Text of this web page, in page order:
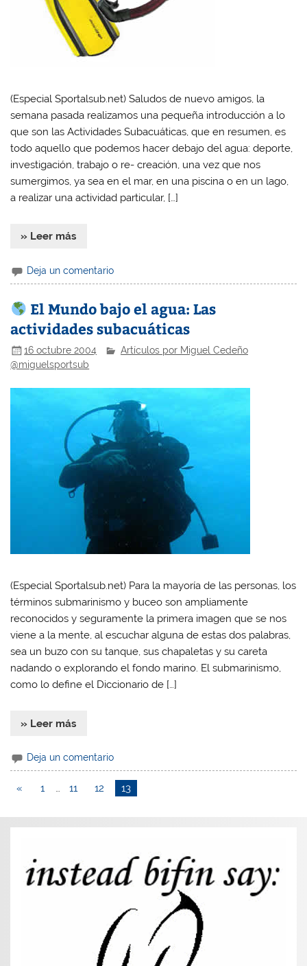
(Especial Sportalsub.net) Saludos de nuevo amigos, la
semana pasada realizamos una pequeña introducción a lo
que son las Actividades Subacuáticas, que en resumen, es
todo aquello que podemos hacer debajo del agua: deporte,
investigación, trabajo o re- creación, una vez que nos
sumergimos, ya sea en el mar, en una piscina o en un lago,
a realizar una actividad particular, […]
» Leer más
Deja un comentario
El Mundo bajo el agua: Las
actividades subacuáticas
16 octubre 2004
Artículos por Miguel Cedeño
@miguelsportsub
(Especial Sportalsub.net) Para la mayoría de las personas, los
términos submarinismo y buceo son ampliamente
reconocidos y seguramente la primera imagen que se nos
viene a la mente, al escuchar alguna de estas dos palabras,
sea un buzo con su tanque, sus chapaletas y su careta
nadando o explorando el fondo marino. El submarinismo,
como lo define el Diccionario de […]
» Leer más
Deja un comentario
« 1 … 11 12 13